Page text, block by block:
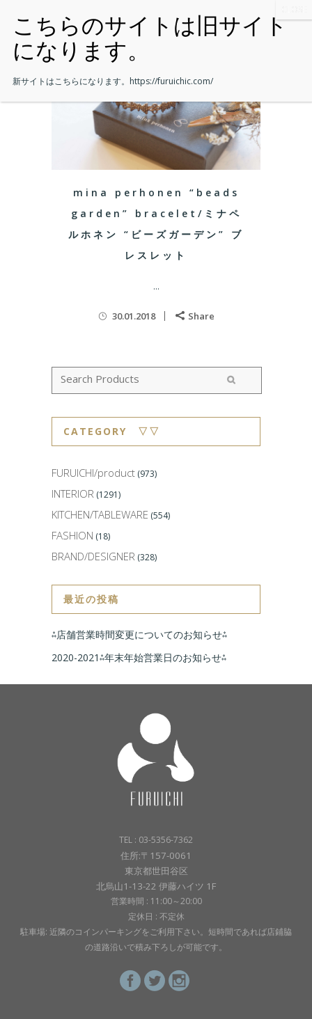
mina perhonen “beads
garden” bracelet/ミナペ
ルホネン “ビーズガーデン” ブ
レスレット
...
30.01.2018 Share
CATEGORY ▽▽
FURUICHI/product (973)
INTERIOR (1291)
KITCHEN/TABLEWARE (554)
FASHION (18)
BRAND/DESIGNER (328)
最近の投稿
⁂店舗営業時間変更についてのお知らせ⁂
2020-2021⁂年末年始営業日のお知らせ⁂
TEL : 03-5356-7362
住所:〒157-0061
東京都世田谷区
北烏山1-13-22 伊藤ハイツ 1F
営業時間 : 11:00～20:00
定休日 : 不定休
駐車場: 近隣のコインパーキングをご利用下さい。短時間であれば店鋪脇
の道路沿いで積み下ろしが可能です。
新サイトはこちらになります。 https://furuichic.com/